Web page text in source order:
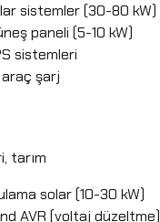
sistemler (30-80 kW)
paneli (5-10 kW)
sistemleri
araç şarj
tarım
solar (10-30 kW)
AVR (voltaj düzeltme)